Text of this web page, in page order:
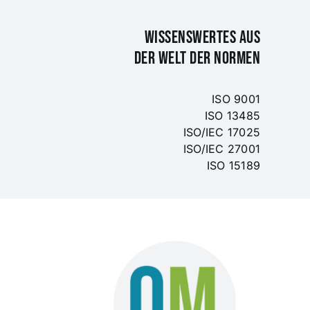
WISSENSWERTES AUS
DER WELT DER NORMEN
ISO 9001
ISO 13485
ISO/IEC 17025
ISO/IEC 27001
ISO 15189